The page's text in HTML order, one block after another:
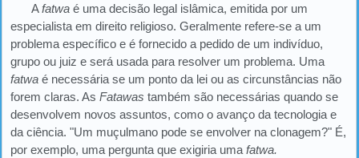
Afatwa é uma decisão legal islâmica, emitida por um
especialista em direito religioso. Geralmente refere-se a um
problema específico e é fornecido a pedido de um indivíduo,
grupo ou juiz e será usada para resolver um problema. Uma
fatwa é necessária se um ponto da lei ou as circunstâncias não
forem claras. As Fatawas também são necessárias quando se
desenvolvem novos assuntos, como o avanço da tecnologia e
da ciência. "Um muçulmano pode se envolver na clonagem?" É,
por exemplo, uma pergunta que exigiria uma fatwa.